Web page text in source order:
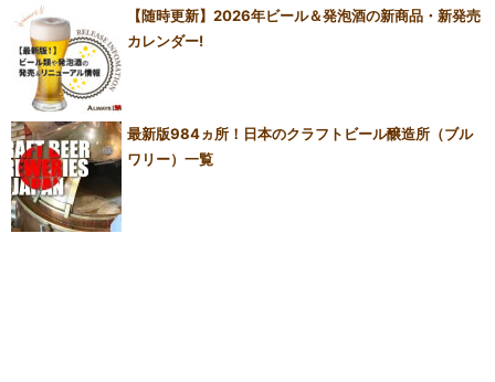
【随時更新】2026年ビール＆発泡酒の新商品・新発売
カレンダー!
最新版984ヵ所！日本のクラフトビール醸造所（ブル
ワリー）一覧